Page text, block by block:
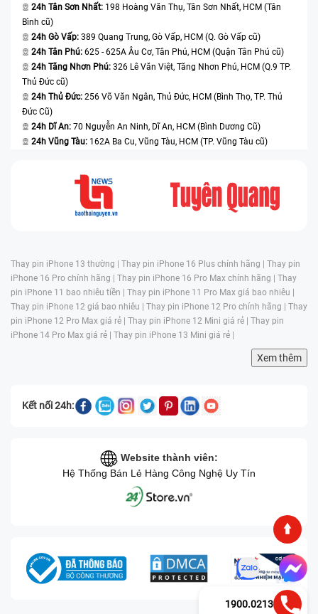
cạnh. Tình trạng này không chỉ làm giảm thẩm mỹ
mà còn ảnh hưởng trực tiếp đến độ bền linh kiện.
Tiếp xúc với nước hoặc môi trường ẩm lâu ngày:Dù
iPhone Air đạt chuẩn chống nước và bụi IP68,
nhưng nước, hơi ẩm, mồ hôi, nước biển hoặc hóa
chất có thể làm oxy hóa khung kim loại, gây bong
sơn, lốm đốm hoặc xỉn màu. Đây là dạng hư hỏng
không thể xử lý bằng vệ sinh thông thường và cần
Việc để máy tiếp xúc trực tiếp với bề mặt cứng
hoặc bỏ chung túi với chìa khóa - vật sắc nhọn có
thể khiến bề mặt vỏ bị trầy xước và lộ lớp nhôm
nguyên bản, làm thiết bị trông cũ và kém sang hơn.
Người dùng chuẩn bị bán hoặc muốn lấy lại vẻ
ngoài mới thường ưu tiên thay vỏ để tăng giá trị thu
hồi.
Tác động từ nhiệt độ cao hoặc môi trường khắc
Việc sử dụng máy trong môi trường nóng
24h Tân Sơn Nhất: 198 Hoàng Văn Thụ, Tân Sơn Nhất, HCM (Tân
Bình cũ)
24h Gò Vấp: 389 Quang Trung, Gò Vấp, HCM (Q. Gò Vấp cũ)
24h Tân Phú: 625 - 625A Âu Cơ, Tân Phú, HCM (Quận Tân Phú cũ)
24h Tăng Nhơn Phú: 326 Lê Văn Việt, Tăng Nhơn Phú, HCM (Q.9 TP.
Thủ Đức cũ)
24h Thủ Đức: 256 Võ Văn Ngân, Thủ Đức, HCM (Bình Thọ, TP. Thủ
Đức Cũ)
24h Dĩ An: 70 Nguyễn An Ninh, Dĩ An, HCM (Bình Dương Cũ)
24h Vũng Tàu: 162A Ba Cu, Vũng Tàu, HCM (TP. Vũng Tàu cũ)
Thay pin iPhone 13 thường | Thay pin iPhone 16 Plus chính hãng | Thay pin
iPhone 16 Pro chính hãng | Thay pin iPhone 16 Pro Max chính hãng | Thay
pin iPhone 11 bao nhiêu tiền | Thay pin iPhone 11 Pro Max giá bao nhiêu |
Thay pin iPhone 12 giá bao nhiêu | Thay pin iPhone 12 Pro chính hãng | Thay
pin iPhone 12 Pro Max giá rẻ | Thay pin iPhone 12 Mini giá rẻ | Thay pin
iPhone 14 Pro Max giá rẻ | Thay pin iPhone 13 Mini giá rẻ |
Xem thêm
Kết nối 24h:
Website thành viên:
Hệ Thống Bán Lẻ Hàng Công Nghệ Uy Tín
1900.0213